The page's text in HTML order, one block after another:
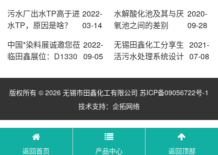
污水厂出水TP高于进
水TP，原因是啥？
2022-
03-14
水解酸化池及其与厌
氧池之间的差别
2020-
09-28
中国*染料展诚邀您莅
临田鑫展位：D1330
2022-
09-05
无锡田鑫化工分享生
活污水处理系统设计
2021-
07-08
版权所有 © 2026 无锡市田鑫化工有限公司 苏ICP备09056722号-1
技术支持： 企拓网络
返回首页 产品中心 返回顶部